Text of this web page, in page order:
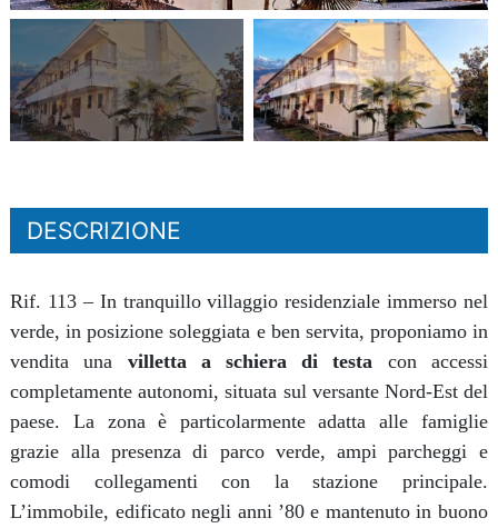
DESCRIZIONE
Rif. 113 – In tranquillo villaggio residenziale immerso nel
verde, in posizione soleggiata e ben servita, proponiamo in
vendita una villetta a schiera di testa con accessi
completamente autonomi, situata sul versante Nord-Est del
paese. La zona è particolarmente adatta alle famiglie
grazie alla presenza di parco verde, ampi parcheggi e
comodi collegamenti con la stazione principale.
L’immobile, edificato negli anni ’80 e mantenuto in buono